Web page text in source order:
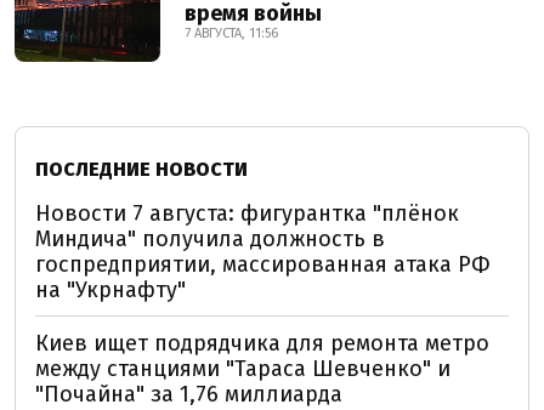
время войны
7 АВГУСТА, 11:56
ПОСЛЕДНИЕ НОВОСТИ
Новости 7 августа: фигурантка "плёнок
Миндича" получила должность в
госпредприятии, массированная атака РФ
на "Укрнафту"
Киев ищет подрядчика для ремонта метро
между станциями "Тараса Шевченко" и
"Почайна" за 1,76 миллиарда